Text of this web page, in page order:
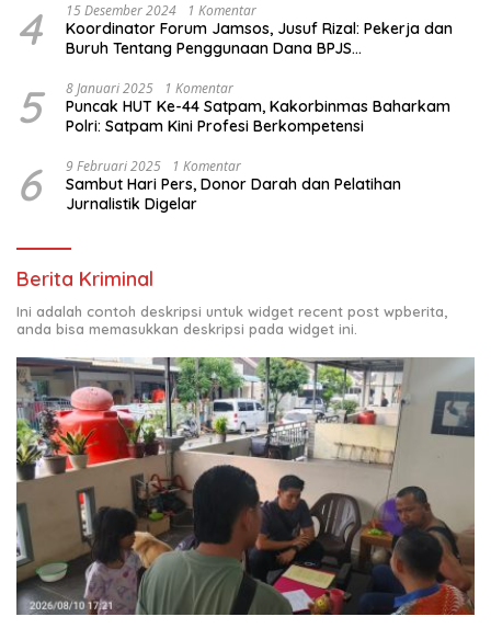
4 15 Desember 2024 1 Komentar
Koordinator Forum Jamsos, Jusuf Rizal: Pekerja dan
Buruh Tentang Penggunaan Dana BPJS
5 8 Januari 2025 1 Komentar
Puncak HUT Ke-44 Satpam, Kakorbinmas Baharkam
Polri: Satpam Kini Profesi Berkompetensi
6 9 Februari 2025 1 Komentar
Sambut Hari Pers, Donor Darah dan Pelatihan
Jurnalistik Digelar
Berita Kriminal
Ini adalah contoh deskripsi untuk widget recent post wpberita,
anda bisa memasukkan deskripsi pada widget ini.